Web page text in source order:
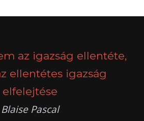
az igazság ellentéte,
ellentétes igazság
elfelejtése
Blaise Pascal